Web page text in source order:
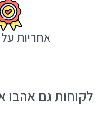
אחריות
לקוחות גם אהבו